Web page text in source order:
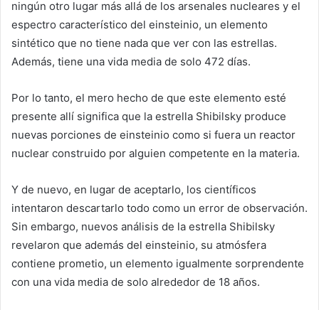
ningún otro lugar más allá de los arsenales nucleares y el
espectro característico del einsteinio, un elemento
sintético que no tiene nada que ver con las estrellas.
Además, tiene una vida media de solo 472 días.
Por lo tanto, el mero hecho de que este elemento esté
presente allí significa que la estrella Shibilsky produce
nuevas porciones de einsteinio como si fuera un reactor
nuclear construido por alguien competente en la materia.
Y de nuevo, en lugar de aceptarlo, los científicos
intentaron descartarlo todo como un error de observación.
Sin embargo, nuevos análisis de la estrella Shibilsky
revelaron que además del einsteinio, su atmósfera
contiene prometio, un elemento igualmente sorprendente
con una vida media de solo alrededor de 18 años.